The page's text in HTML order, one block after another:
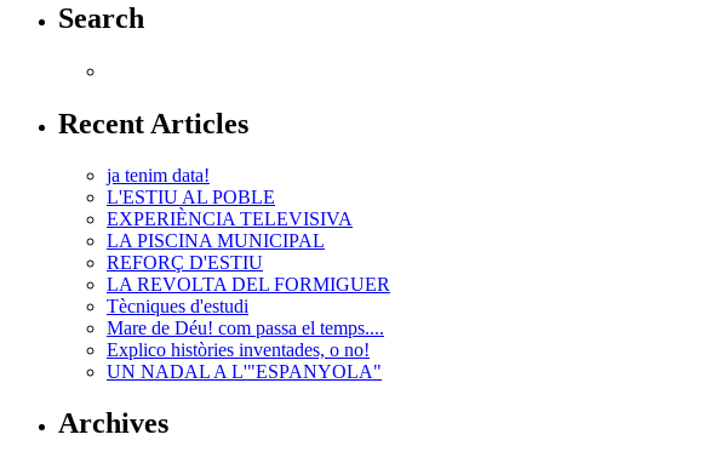
Search
Recent Articles
ja tenim data!
L'ESTIU AL POBLE
EXPERIÈNCIA TELEVISIVA
LA PISCINA MUNICIPAL
REFORÇ D'ESTIU
LA REVOLTA DEL FORMIGUER
Tècniques d'estudi
Mare de Déu! com passa el temps....
Explico històries inventades, o no!
UN NADAL A L'"ESPANYOLA"
Archives